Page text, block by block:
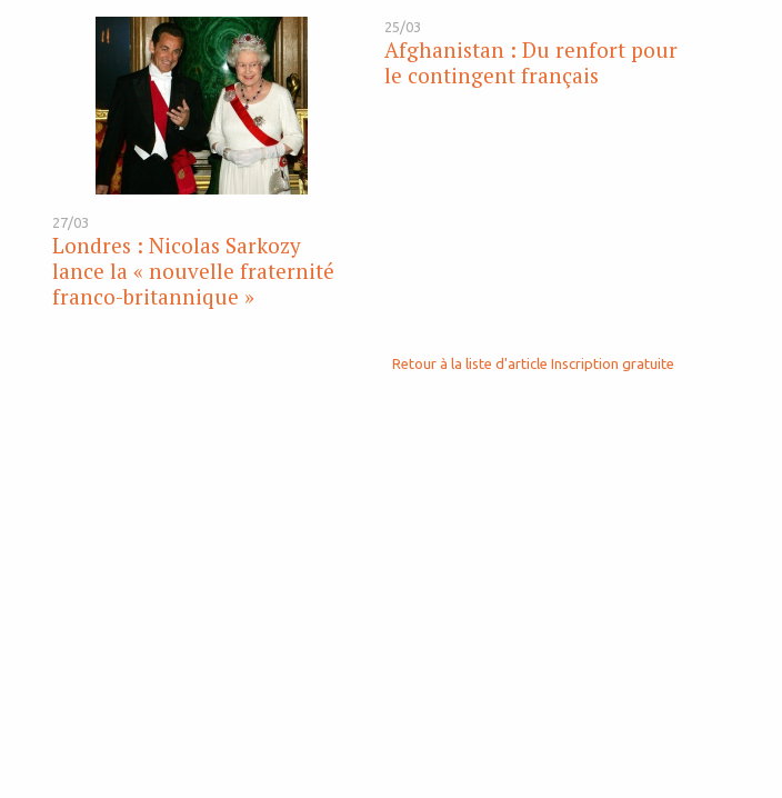
27/03
Londres : Nicolas Sarkozy
lance la « nouvelle fraternité
franco-britannique »
25/03
Afghanistan : Du renfort pour
le contingent français
Retour à la liste d'article Inscription gratuite